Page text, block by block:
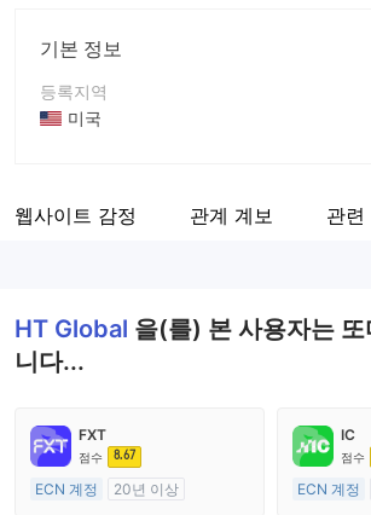
기본 정보
등록지역
미국
회사 전체 이름
웹사이트 감정 관계 계보 관련
HT Global 을(를) 본 사용자는
니다...
FXT
점수 8.67
ECN 계정
20년 이상
IC
점수
ECN 계정